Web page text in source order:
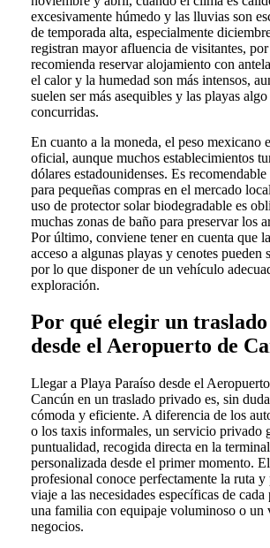
excesivamente húmedo y las lluvias son
de temporada alta, especialmente
registran mayor afluencia de visitantes,
recomienda reservar alojamiento con
el calor y la humedad son más intensos,
suelen ser más asequibles y las playas
concurridas.
En cuanto a la moneda, el peso mexicano
oficial, aunque muchos establecimientos
dólares estadounidenses. Es
para pequeñas compras en el mercado
uso de protector solar biodegradable es
muchas zonas de baño para preservar los
Por último, conviene tener en cuenta que
acceso a algunas playas y cenotes pueden
por lo que disponer de un vehículo
exploración.
Por qué elegir un
desde el Aeropuerto de
Llegar a Playa Paraíso desde el
Cancún en un traslado privado es, sin
cómoda y eficiente. A diferencia de los
o los taxis informales, un servicio privado
puntualidad, recogida directa en la
personalizada desde el primer momento.
profesional conoce perfectamente la ruta y
viaje a las necesidades específicas de cada
una familia con equipaje voluminoso o un
negocios.